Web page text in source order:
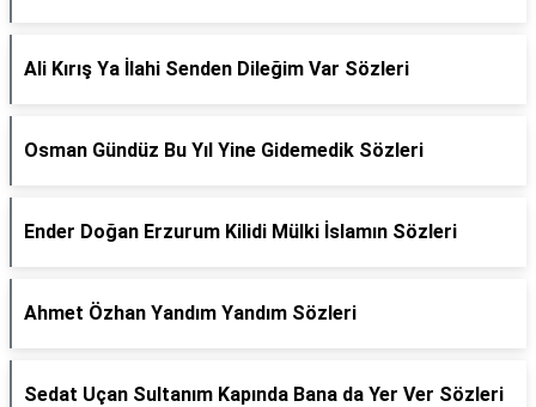
Ali Kırış Ya İlahi Senden Dileğim Var Sözleri
Osman Gündüz Bu Yıl Yine Gidemedik Sözleri
Ender Doğan Erzurum Kilidi Mülki İslamın Sözleri
Ahmet Özhan Yandım Yandım Sözleri
Sedat Uçan Sultanım Kapında Bana da Yer Ver Sözleri